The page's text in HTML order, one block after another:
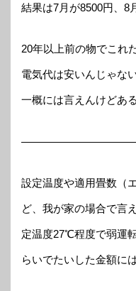
結果は7月が8500円、8
20年以上前の物でこれ
電気代は安いんじゃな
一概には言えんけどあ
設定温度や適用畳数（
ど、我が家の場合で言
定温度27℃程度で弱運
らいでたいした金額に